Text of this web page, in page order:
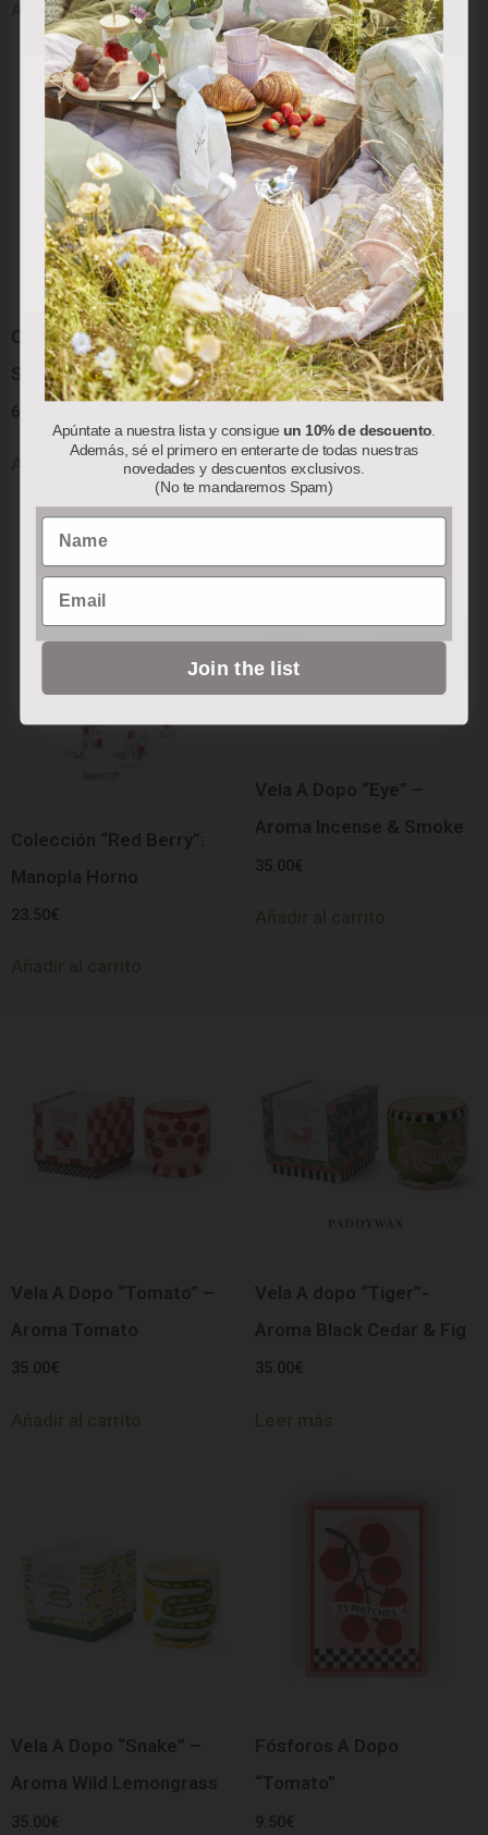
Añadir al carrito
Colección “Red Berry”:
Servilletas de Papel
6.50
Añadir al carrito
Colección “Red Berry”:
Bolsa Térmica
Añadir al carrito
Colección “Red Berry”:
Manopla Horno
23.50€
Vela A Dopo “Eye” –
Aroma Incense & Smoke
35.00€
Vela A Dopo “Tomato” –
Aroma Tomato
35.00 €
Vela A dopo “Tiger”-
Aroma Black Cedar & Fig
35.00 €
Vela A Dopo “Snake” –
Aroma Wild Lemongrass
35.00€
Fósforos A Dopo
“Tomato”
9.50€
Utilizamos cookies propias y de terceros para analizar
nuestros servicios y mostrarle publicidad relacionada con
sus preferencias en base a un perfil elaborado a partir de
sus hábitos de navegación (por ejemplo, páginas
visitadas). Puede obtener más información y configurar
sus preferencias.
Aceptar Rechazar Personalizar
Apúntate a nuestra lista y consigue un 10% de descuento
Además, sé el primero en enterarte de todas nuestras
novedades y descuentos exclusivos.
(No te mandaremos Spam)
Name
Email
Join the list